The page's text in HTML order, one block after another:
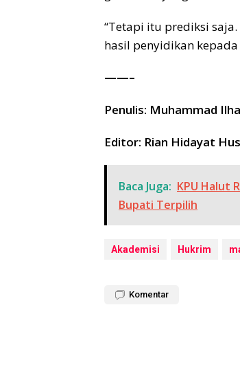
“Tetapi itu prediksi
hasil penyidikan
——–
Penulis: Muhammad
Editor: Rian Hidayat
Baca Juga: KPU Halut
Bupati Terpilih
Akademisi Hukrim
Komentar